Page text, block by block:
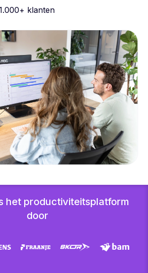
klanten
het productiviteitsplatform
door